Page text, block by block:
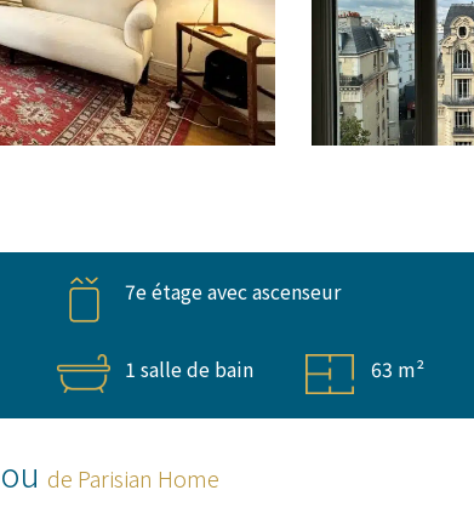
7e étage avec ascenseur
1 salle de bain 63 m²
de Parisian Home